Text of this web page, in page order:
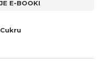
E-BOOKI